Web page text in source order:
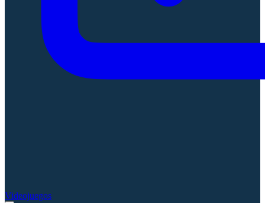
Videojuegos